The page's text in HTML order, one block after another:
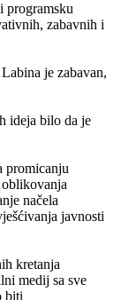
programsku
zabavnih i
je zabavan,
ideja bilo da je
promicanju
načela
javnosti
kretanja
medij sa sve
biti